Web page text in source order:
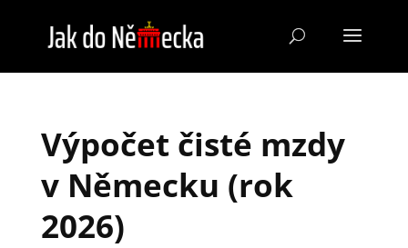
Výpočet čisté mzdy
v Německu (rok
2026)